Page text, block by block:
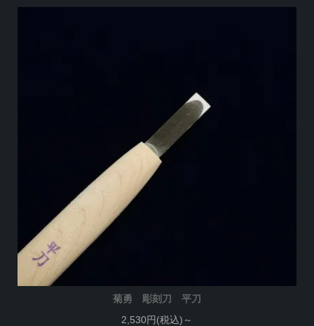
菊勇 彫刻刀 平刀
2,530円(税込)～